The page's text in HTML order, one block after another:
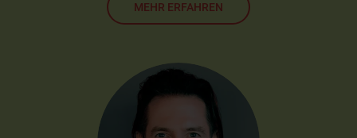
MEHR ERFAHREN